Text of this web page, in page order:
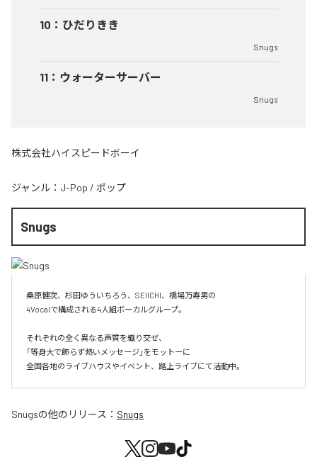
10 ： ひだりきき
Snugs
11 ： ウォーターサーバー
Snugs
株式会社ハイスピードボーイ
ジャンル： J-Pop / ポップ
Snugs
桑原健次、杉田ゆういちろう、SEIICHI、橋場万寿男の
4Vocalで構成される4人組ボーカルグループ。
それぞれの全く異なる声質を織り交ぜ、
「等身大で飾らず熱いメッセージ」をモットーに
全国各地のライブハウスやイベント、路上ライブにて活動中。
Snugsの他のリリース： Snugs